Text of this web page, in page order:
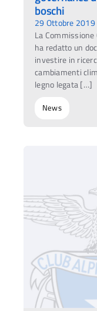
boschi
29 Ottobre 2019
La
ha redatto un
investire in
cambiamenti
legno legata […]
News